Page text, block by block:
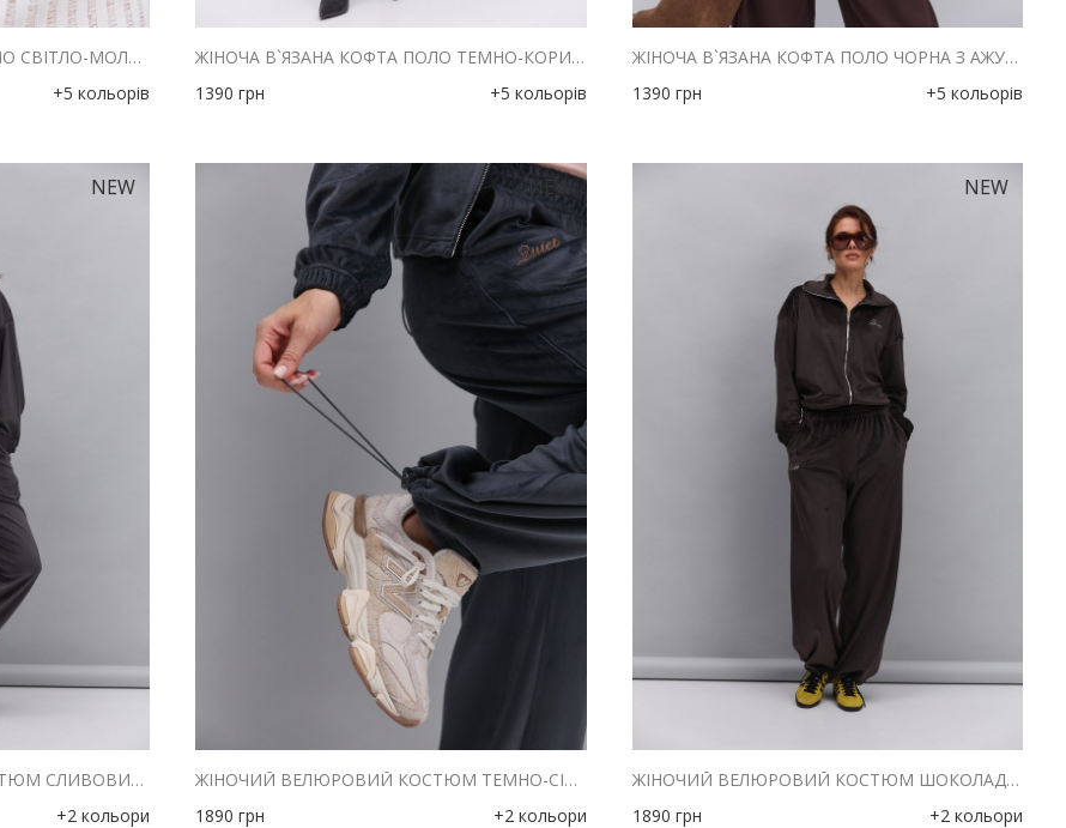
ЖІНОЧА В`ЯЗАНА КОФТА ПОЛО СВІТЛО-МОЛОЧНА З АЖУРНИМИ СМУЖКАМИ
+5 кольорів
ЖІНОЧА В`ЯЗАНА КОФТА ПОЛО ТЕМНО-КОРИЧНЕВА З АЖУРНИМИ СМУЖКАМИ
1390 грн +5 кольорів
ЖІНОЧА В`ЯЗАНА КОФТА ПОЛО ЧОРНА З АЖУРНИМИ СМУЖКАМИ
1390 грн +5 кольорів
NEW
ЖІНОЧИЙ ВЕЛЮРОВИЙ КОСТЮМ СЛИВОВИЙ З ВИШИТИМ НАПИСОМ 2UIET
+2 кольори
NEW
ЖІНОЧИЙ ВЕЛЮРОВИЙ КОСТЮМ ТЕМНО-СІРИЙ З ВИШИТИМ НАПИСОМ 2UIET
1890 грн +2 кольори
NEW
ЖІНОЧИЙ ВЕЛЮРОВИЙ КОСТЮМ ШОКОЛАДНИЙ З ВИШИТИМ НАПИСОМ 2UIET
1890 грн +2 кольори